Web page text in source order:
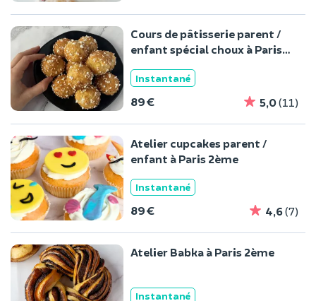
Cours de pâtisserie parent /
enfant spécial choux à Paris
Instantané
89 € 5,0(11)
Atelier cupcakes parent /
enfant à Paris 2ème
Instantané
89 € 4,6(7)
Atelier Babka à Paris 2ème
Instantané